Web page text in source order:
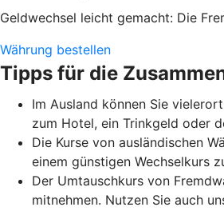
Geldwechsel leicht gemacht: Die
Währung bestellen
Tipps für die
Im Ausland können Sie
zum Hotel, ein Trinkgeld oder
Die Kurse von ausländischen
einem günstigen Wechselkurs
Der Umtauschkurs von
mitnehmen. Nutzen Sie auch